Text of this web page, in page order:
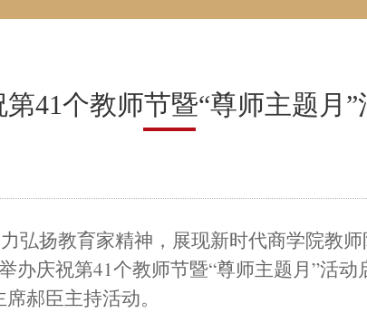
41个教师节暨“尊师主题月
弘扬教育家精神，展现新时代商学院教师
办庆祝第41个教师节暨“尊师主题月”活动
席郝臣主持活动。